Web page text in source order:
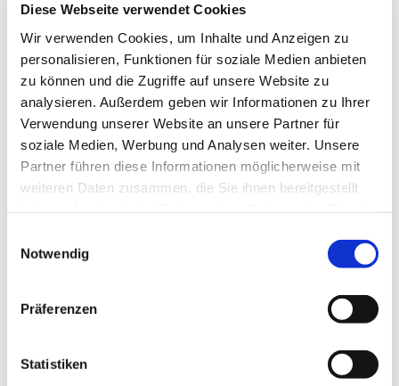
Diese Webseite verwendet Cookies
Wir verwenden Cookies, um Inhalte und Anzeigen zu
personalisieren, Funktionen für soziale Medien anbieten
zu können und die Zugriffe auf unsere Website zu
analysieren. Außerdem geben wir Informationen zu Ihrer
Verwendung unserer Website an unsere Partner für
soziale Medien, Werbung und Analysen weiter. Unsere
Partner führen diese Informationen möglicherweise mit
weiteren Daten zusammen, die Sie ihnen bereitgestellt
Notwendig
Präferenzen
Statistiken
Zossen